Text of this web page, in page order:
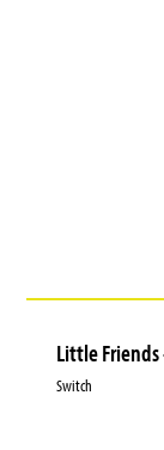
Little Friends
Switch